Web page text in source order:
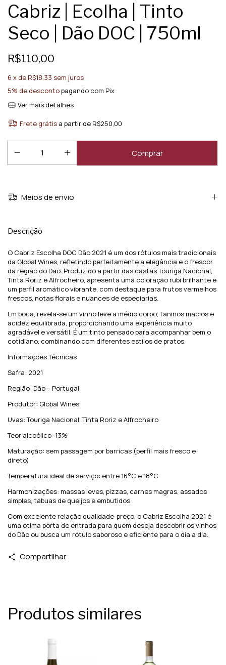
Cabriz | Ecolha | Tinto
Seco | Dão DOC | 750ml
R$110,00
6 x deR$18,33 sem juros
5% de descontopagando com Pix
Ver mais detalhes
Frete grátis a partir deR$250,00
Meios de envio
Descrição
O Cabriz Escolha DOC Dão 2021 é um dos rótulos mais tradicionais
da Global Wines, refletindo perfeitamente a elegância e o frescor
da região do Dão. Produzido a partir das castas Touriga Nacional,
Tinta Roriz e Alfrocheiro, apresenta uma coloração rubi brilhante e
um perfil aromático vibrante, com destaque para frutos vermelhos
frescos, notas florais e nuances de especiarias.
Em boca, revela-se um vinho leve a médio corpo, taninos macios e
acidez equilibrada, proporcionando uma experiência muito
agradável e versátil. É um tinto pensado para acompanhar bem o
cotidiano, combinando com diferentes estilos de pratos.
Informações Técnicas
Safra: 2021
Região: Dão – Portugal
Produtor: Global Wines
Uvas: Touriga Nacional, Tinta Roriz e Alfrocheiro
Teor alcoólico: 13%
Maturação: sem passagem por barricas (perfil mais fresco e
direto)
Temperatura ideal de serviço: entre 16°C e 18°C
Harmonizações: massas leves, pizzas, carnes magras, assados
simples, tábuas de queijos e embutidos.
Com excelente relação qualidade-preço, o Cabriz Escolha 2021 é
uma ótima porta de entrada para quem deseja descobrir os vinhos
do Dão ou busca um rótulo saboroso e eficiente para o dia a dia.
Compartilhar
Produtos similares